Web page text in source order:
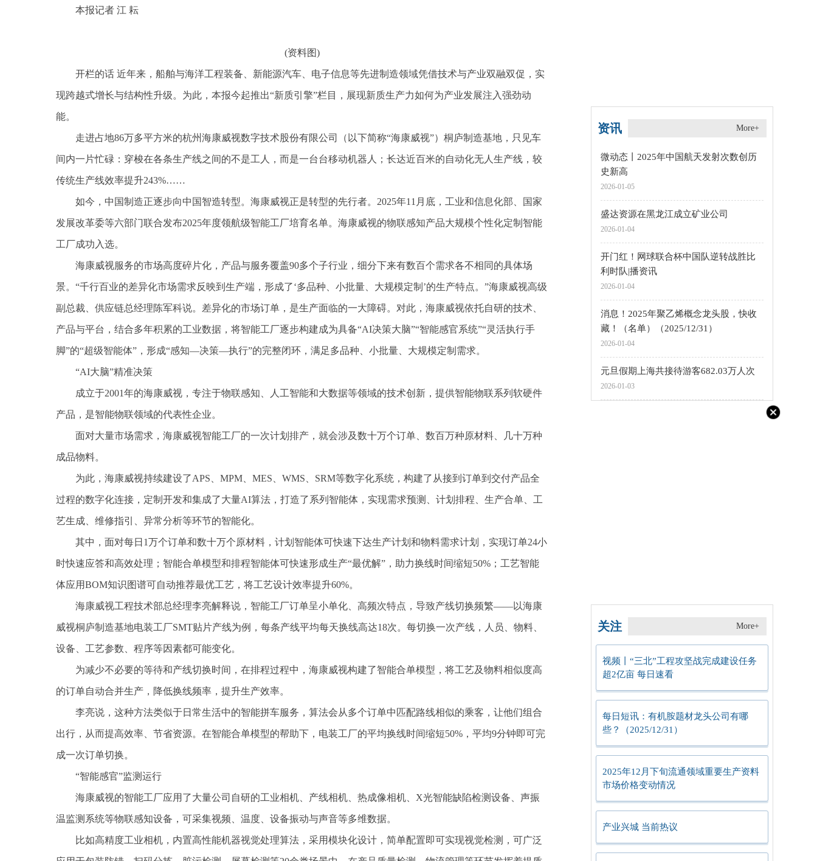
本报记者 江 耘
(资料图)
开栏的话 近年来，船舶与海洋工程装备、新能源汽车、电子信息等先进制造领域凭借技术与产业双融双促，实
现跨越式增长与结构性升级。为此，本报今起推出“新质引擎”栏目，展现新质生产力如何为产业发展注入强劲动
能。
走进占地86万多平方米的杭州海康威视数字技术股份有限公司（以下简称“海康威视”）桐庐制造基地，只见车
间内一片忙碌：穿梭在各条生产线之间的不是工人，而是一台台移动机器人；长达近百米的自动化无人生产线，较
传统生产线效率提升243%……
如今，中国制造正逐步向中国智造转型。海康威视正是转型的先行者。2025年11月底，工业和信息化部、国家
发展改革委等六部门联合发布2025年度领航级智能工厂培育名单。海康威视的物联感知产品大规模个性化定制智能
工厂成功入选。
海康威视服务的市场高度碎片化，产品与服务覆盖90多个子行业，细分下来有数百个需求各不相同的具体场
景。“千行百业的差异化市场需求反映到生产端，形成了‘多品种、小批量、大规模定制’的生产特点。”海康威视高级
副总裁、供应链总经理陈军科说。差异化的市场订单，是生产面临的一大障碍。对此，海康威视依托自研的技术、
产品与平台，结合多年积累的工业数据，将智能工厂逐步构建成为具备“AI决策大脑”“智能感官系统”“灵活执行手
脚”的“超级智能体”，形成“感知—决策—执行”的完整闭环，满足多品种、小批量、大规模定制需求。
“AI大脑”精准决策
成立于2001年的海康威视，专注于物联感知、人工智能和大数据等领域的技术创新，提供智能物联系列软硬件
产品，是智能物联领域的代表性企业。
面对大量市场需求，海康威视智能工厂的一次计划排产，就会涉及数十万个订单、数百万种原材料、几十万种
成品物料。
为此，海康威视持续建设了APS、MPM、MES、WMS、SRM等数字化系统，构建了从接到订单到交付产品全
过程的数字化连接，定制开发和集成了大量AI算法，打造了系列智能体，实现需求预测、计划排程、生产合单、工
艺生成、维修指引、异常分析等环节的智能化。
其中，面对每日1万个订单和数十万个原材料，计划智能体可快速下达生产计划和物料需求计划，实现订单24小
时快速应答和高效处理；智能合单模型和排程智能体可快速形成生产“最优解”，助力换线时间缩短50%；工艺智能
体应用BOM知识图谱可自动推荐最优工艺，将工艺设计效率提升60%。
海康威视工程技术部总经理李亮解释说，智能工厂订单呈小单化、高频次特点，导致产线切换频繁——以海康
威视桐庐制造基地电装工厂SMT贴片产线为例，每条产线平均每天换线高达18次。每切换一次产线，人员、物料、
设备、工艺参数、程序等因素都可能变化。
为减少不必要的等待和产线切换时间，在排程过程中，海康威视构建了智能合单模型，将工艺及物料相似度高
的订单自动合并生产，降低换线频率，提升生产效率。
李亮说，这种方法类似于日常生活中的智能拼车服务，算法会从多个订单中匹配路线相似的乘客，让他们组合
出行，从而提高效率、节省资源。在智能合单模型的帮助下，电装工厂的平均换线时间缩短50%，平均9分钟即可完
成一次订单切换。
“智能感官”监测运行
海康威视的智能工厂应用了大量公司自研的工业相机、产线相机、热成像相机、X光智能缺陷检测设备、声振
温监测系统等物联感知设备，可采集视频、温度、设备振动与声音等多维数据。
比如高精度工业相机，内置高性能机器视觉处理算法，采用模块化设计，简单配置即可实现视觉检测，可广泛
资讯 More+
微动态丨2025年中国航天发射次数创历
史新高
2026-01-05
盛达资源在黑龙江成立矿业公司
2026-01-04
开门红！网球联合杯中国队逆转战胜比
利时队|播资讯
2026-01-04
消息！2025年聚乙烯概念龙头股，快收
藏！（名单）（2025/12/31）
2026-01-04
元旦假期上海共接待游客682.03万人次
2026-01-03
关注 More+
视频丨“三北”工程攻坚战完成建设任务
超2亿亩 每日速看
每日短讯：有机胺题材龙头公司有哪
些？（2025/12/31）
2025年12月下旬流通领域重要生产资料
市场价格变动情况
产业兴城 当前热议